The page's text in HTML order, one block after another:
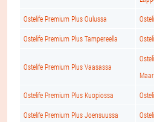
Ostelife Premium Plus Oulussa
Ostelife Premium Plus Tampereella
Ostelife Premium Plus Vaasassa
Ostelife Premium Plus Kuopiossa
Ostelife Premium Plus Joensuussa